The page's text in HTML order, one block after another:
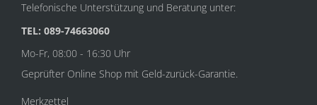
Telefonische Unterstützung und Beratung unter:
TEL: 089-74663060
Mo-Fr, 08:00 - 16:30 Uhr
Geprüfter Online Shop mit Geld-zurück-Garantie.
Merkzettel